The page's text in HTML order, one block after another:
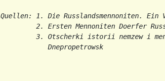
Quellen: 1. Die Russlandsmennoniten.
2. Ersten Mennoniten Doerfer
3. Otscherki istorii nemzew i
            Dnepropetrowsk